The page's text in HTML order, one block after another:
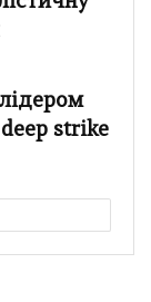
strike